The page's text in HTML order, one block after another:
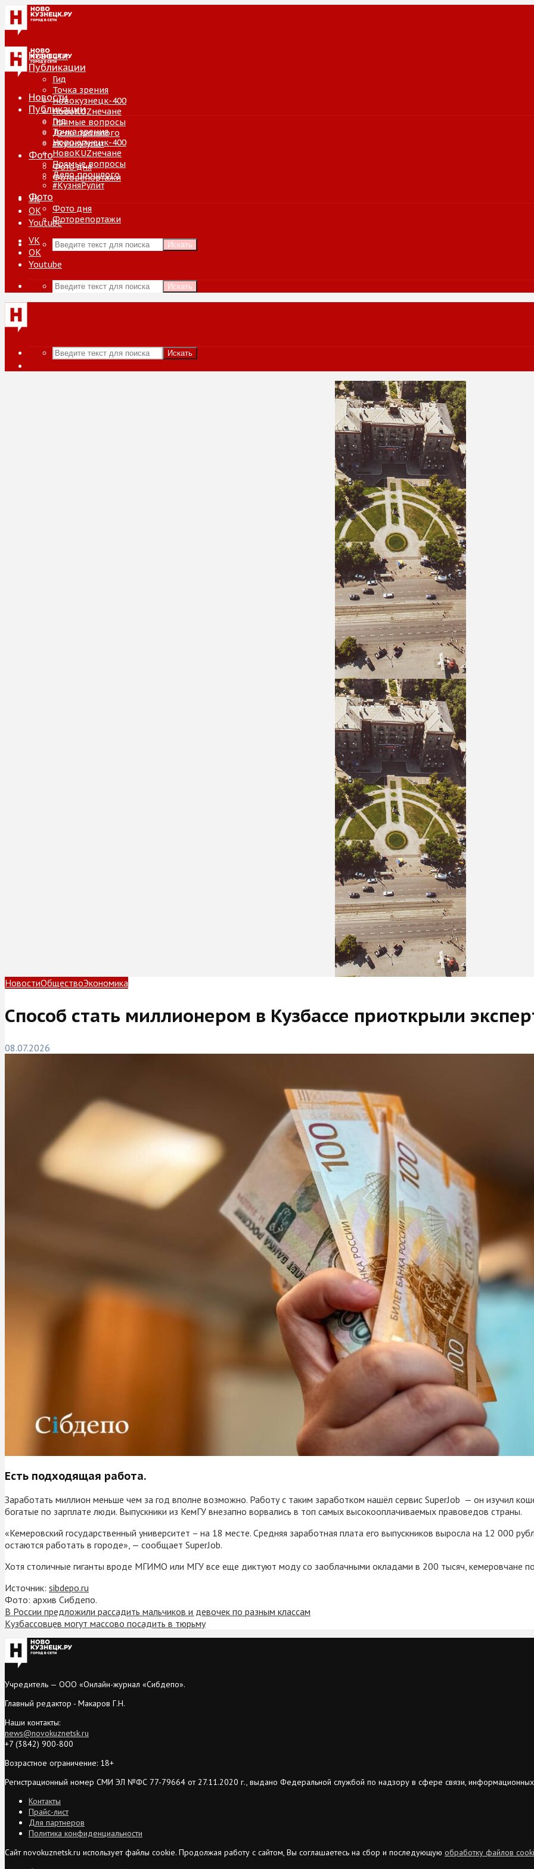
Новости
Публикации
Гид
Точка зрения
Новокузнецк-400
НовоKUZнечане
Прямые вопросы
Дело прошлого
#КузняРулит
Фото
Фото дня
Фоторепортажи
VK
ОК
Youtube
Искать
Новости
Публикации
Гид
Точка зрения
Новокузнецк-400
НовоKUZнечане
Прямые вопросы
Дело прошлого
#КузняРулит
Фото
Фото дня
Фоторепортажи
VK
ОК
Youtube
Искать
Искать
НовостиОбществоЭкономика
Способ стать миллионером в Кузбассе приоткрыли
08.07.2026
Есть подходящая работа.
Заработать миллион меньше чем за год вполне возможно. Работу с таким заработком нашёл сервис SuperJob — он изучил
богатые по зарплате люди. Выпускники из КемГУ внезапно ворвались в топ самых высокооплачиваемых правоведов страны.
«Кемеровский государственный университет – на 18 месте. Средняя заработная плата его выпускников выросла на 12 000
остаются работать в городе», — сообщает SuperJob.
Хотя столичные гиганты вроде МГИМО или МГУ все еще диктуют моду со заоблачными окладами в 200 тысяч, кемеровчане
Источник: sibdepo.ru
Фото: архив Сибдепо.
В России предложили рассадить мальчиков и девочек по разным классам
Кузбассовцев могут массово посадить в тюрьму
Учредитель — ООО «Онлайн-журнал «Сибдепо».
Главный редактор - Макаров Г.Н.
Наши контакты:
news@novokuznetsk.ru
+7 (3842) 900-800
Возрастное ограничение: 18+
Регистрационный номер СМИ ЭЛ №ФС 77-79664 от 27.11.2020 г., выдано Федеральной службой по надзору в сфере связи, информационных
Контакты
Прайс-лист
Для партнеров
Политика конфиденциальности
Сайт novokuznetsk.ru использует файлы cookie. Продолжая работу с сайтом, Вы соглашаетесь на сбор и последующую обработку файлов